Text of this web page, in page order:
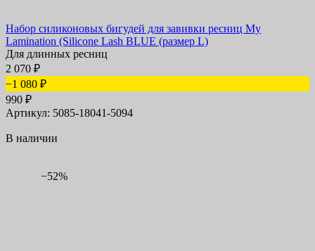
Набор силиконовых бигудей для завивки ресниц My
Lamination (Silicone Lash BLUE (размер L)
Для длинных ресниц
2 070 ₽
−1 080 ₽
990 ₽
Артикул: 5085-18041-5094
В наличии
−52%